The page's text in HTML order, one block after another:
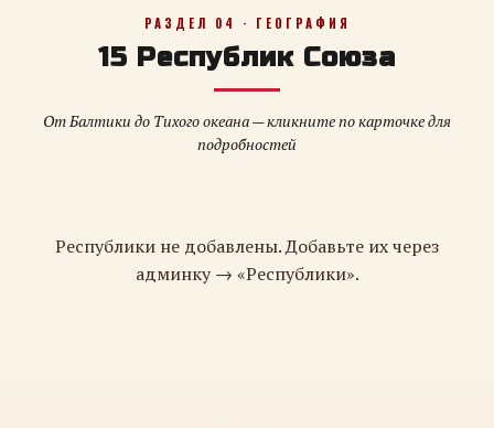
РАЗДЕЛ 04 · ГЕОГРАФИЯ
15 Республик Союза
От Балтики до Тихого океана — кликните по карточке для
подробностей
Республики не добавлены. Добавьте их через
админку → «Республики».